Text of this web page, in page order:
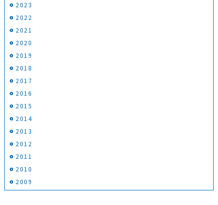
2023
2022
2021
2020
2019
2018
2017
2016
2015
2014
2013
2012
2011
2010
2009